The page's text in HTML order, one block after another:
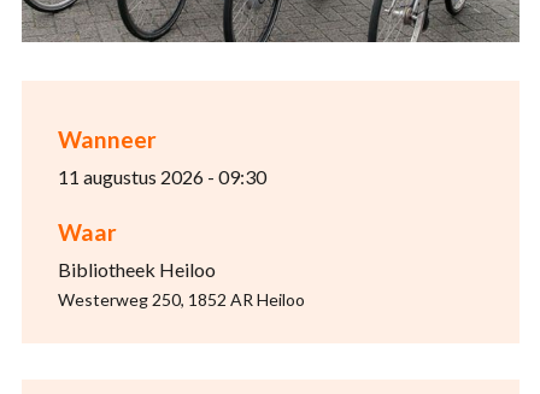
Wanneer
11 augustus 2026 - 09:30
Waar
Bibliotheek Heiloo
Westerweg 250, 1852 AR Heiloo